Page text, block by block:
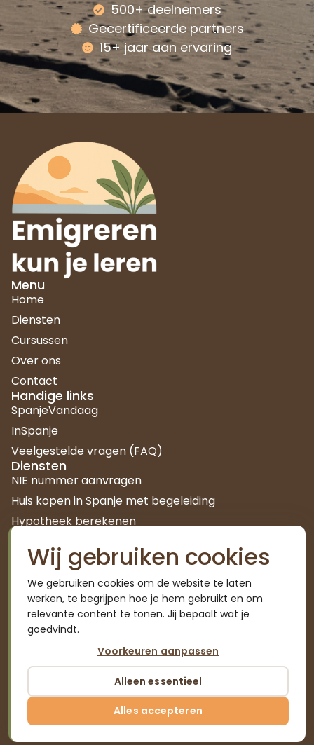
Alternative:
500+ deelnemers
Gecertificeerde partners
15+ jaar aan ervaring
Menu
Home
Diensten
Cursussen
Over ons
Contact
Handige links
SpanjeVandaag
InSpanje
Veelgestelde vragen (FAQ)
Diensten
NIE nummer aanvragen
Huis kopen in Spanje met begeleiding
Hypotheek berekenen
Kenniscentrum
Autónomo worden in Spanje
Waarom bijbetalen seguridad social
Familia numerosa in Spanje
Pensioen in Spanje: wat je moet weten
Remigreren naar Nederland
Zonnepanelen in Spanje
© 2026 Emigreren kun je leren | Alle rechten
voorbehouden
Algemene voorwaarden|Privacy policy
Wij gebruiken cookies
We gebruiken cookies om de website te laten
werken, te begrijpen hoe je hem gebruikt en om
relevante content te tonen. Jij bepaalt wat je
goedvindt.
Alleen essentieel
Voorkeuren aanpassen
Alles accepteren